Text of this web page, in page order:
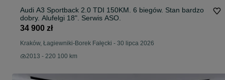
Audi A3 Sportback 2.0 TDI 150KM. 6 biegów. Stan bardzo
dobry. Alufelgi 18". Serwis ASO.
34 900 zł
Kraków, Łagiewniki-Borek Fałęcki - 30 lipca 2026
2013 - 220 100 km